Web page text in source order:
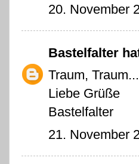
20. November
Bastelfalter
Traum,
Liebe Grüße
Bastelfalter
21. November